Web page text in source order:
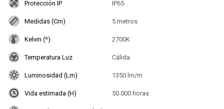
Protección IP IP65
Medidas (Cm) 5 metros
Kelvin (º) 2700K
Temperatura Luz Cálida
Luminosidad (Lm) 1350 lm/m
Vida estimada (H) 50.000 horas